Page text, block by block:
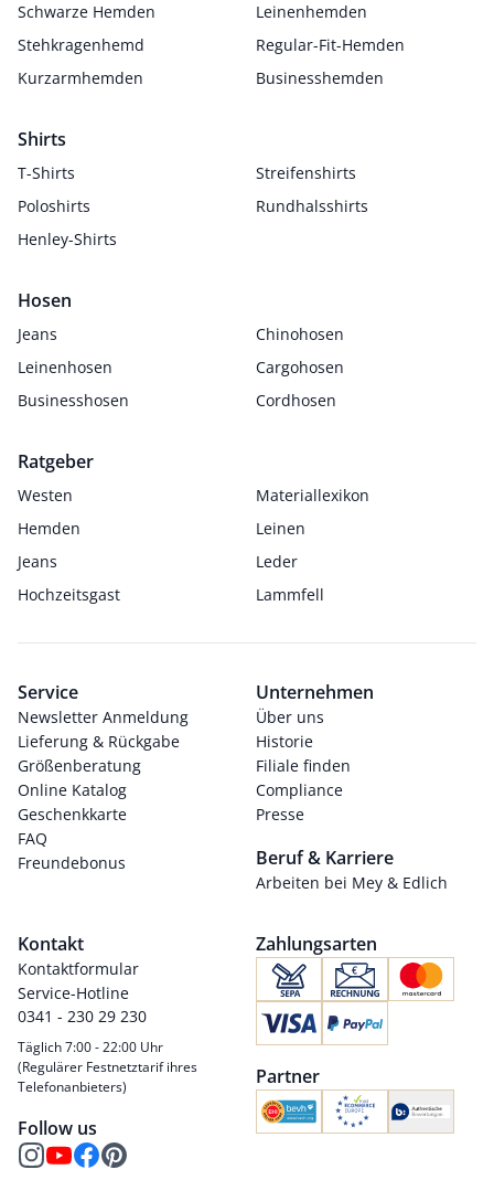
Schwarze Hemden
Leinenhemden
Stehkragenhemd
Regular-Fit-Hemden
Kurzarmhemden
Businesshemden
Shirts
T-Shirts
Streifenshirts
Poloshirts
Rundhalsshirts
Henley-Shirts
Hosen
Jeans
Chinohosen
Leinenhosen
Cargohosen
Businesshosen
Cordhosen
Ratgeber
Westen
Materiallexikon
Hemden
Leinen
Jeans
Leder
Hochzeitsgast
Lammfell
Service
Newsletter Anmeldung
Lieferung & Rückgabe
Größenberatung
Online Katalog
Geschenkkarte
FAQ
Freundebonus
Unternehmen
Über uns
Historie
Filiale finden
Compliance
Presse
Beruf & Karriere
Arbeiten bei Mey & Edlich
Kontakt
Kontaktformular
Service-Hotline
0341 - 230 29 230
Täglich 7:00 - 22:00 Uhr
(Regulärer Festnetztarif ihres
Telefonanbieters)
Follow us
Zahlungsarten
Partner